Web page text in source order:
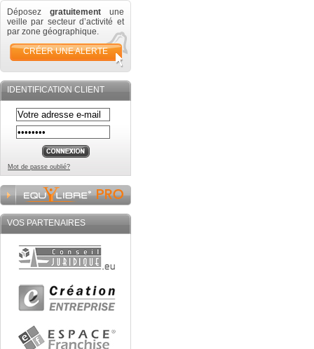
Déposez gratuitement une
veille par secteur d’activité et
par zone géographique.
CRÉER UNE ALERTE
IDENTIFICATION CLIENT
Mot de passe oublié?
VOS PARTENAIRES